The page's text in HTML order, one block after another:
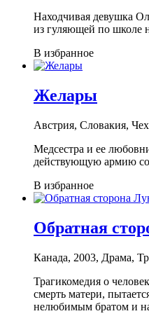
Находчивая девушка
из гуляющей по школе
В избранное
Желары
Австрия, Словакия,
Медсестра и ее
действующую армию
В избранное
Обратная
Канада, 2003, Драма,
Трагикомедия о
смерть матери,
нелюбимым братом и